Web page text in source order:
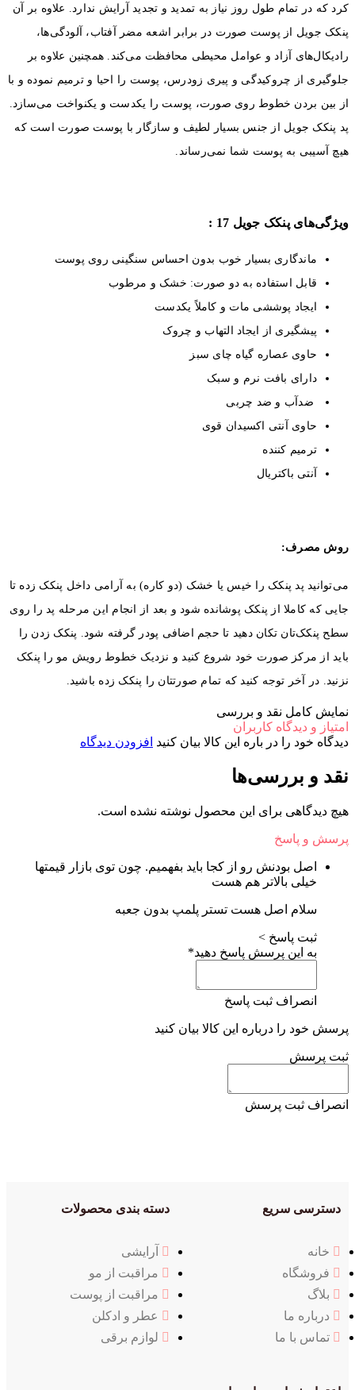
نیاز به تمدید و تجدید آرایش ندارد. علاوه بر آن
در برابر اشعه مضر آفتاب، آلودگی‌ها،
محیطی محافظت می‌کند. همچنین علاوه بر
و پیری زودرس، پوست را احیا و ترمیم نموده و با
صورت، پوست را یکدست و یکنواخت می‌سازد.
بسیار لطیف و سازگار با پوست صورت است که
نمی‌رساند.
17 :
خوب بدون احساس سنگینی روی پوست
به دو صورت: خشک و مرطوب
و کاملاً یکدست
التهاب و چروک
چای سبز
و سبک
قوی
خیس یا خشک (دو کاره) به آرامی داخل پنکک زده تا
پوشانده شود و بعد از انجام این مرحله پد را روی
تا حجم اضافی پودر گرفته شود. پنکک زدن را
شروع کنید و نزدیک خطوط رویش مو را پنکک
که تمام صورتتان را پنکک زده باشید.
این کالا بیان کنید افزودن دیدگاه
این محصول نوشته نشده است.
کجا باید بفهمیم. چون توی بازار قیمتها
هم هست
تستر پلمپ بدون جعبه
پاسخ دهید*
کالا بیان کنید
دسته بندی محصولات
مراقبت از پوست